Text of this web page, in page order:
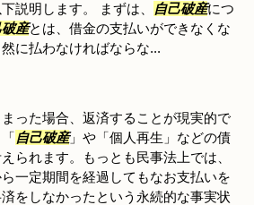
説明します。 まずは、
自己破産につ
産とは、借金の支払いができなくな
に払わなければならな...
った場合、返済することが現実的で
自己破産」や「個人再生」などの債
られます。もっとも民事法上では、
一定期間を経過してもなお支払いを
をしなかったという永続的な事実状